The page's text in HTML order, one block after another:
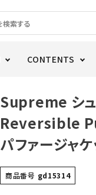
CONTENTS
Supreme シ
Reversible
パファージャ
商品番号 gd15314